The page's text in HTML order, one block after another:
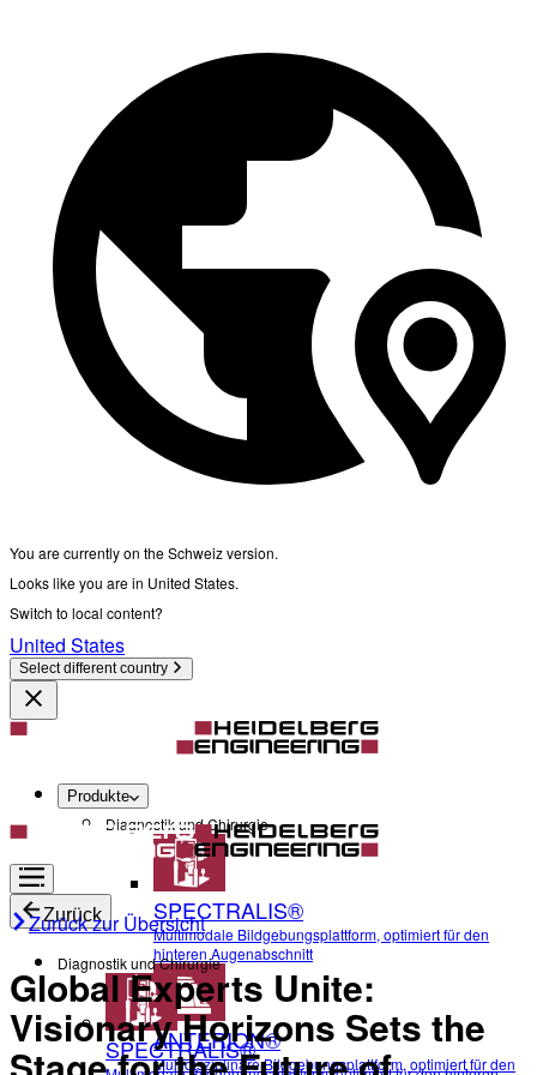
You are currently on the Schweiz version.
Looks like you are in United States.
Switch to local content?
United States
Select different country
Produkte
Diagnostik und Chirurgie
SPECTRALIS®
Multimodale Bildgebungsplattform, optimiert für den
hinteren Augenabschnitt
ANTERION®
Multidisziplinäre Bildgebungsplattform, optimiert für den
Zurück
Diagnostik und Chirurgie
SPECTRALIS®
Zurück zur Übersicht
Global Experts Unite:
Visionary Horizons Sets the